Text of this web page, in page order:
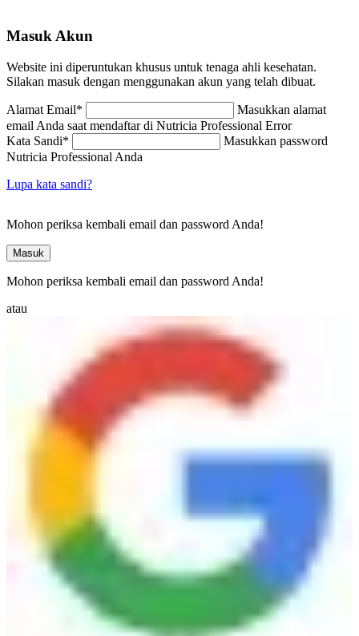
Masuk Akun
Website ini diperuntukan khusus untuk tenaga ahli kesehatan.
Silakan masuk dengan menggunakan akun yang telah dibuat.
Alamat Email*
Masukkan alamat
email Anda saat mendaftar di Nutricia Professional Error
Kata Sandi*
Masukkan password
Nutricia Professional Anda
Lupa kata sandi?
Mohon periksa kembali email dan password Anda!
Masuk
Mohon periksa kembali email dan password Anda!
atau